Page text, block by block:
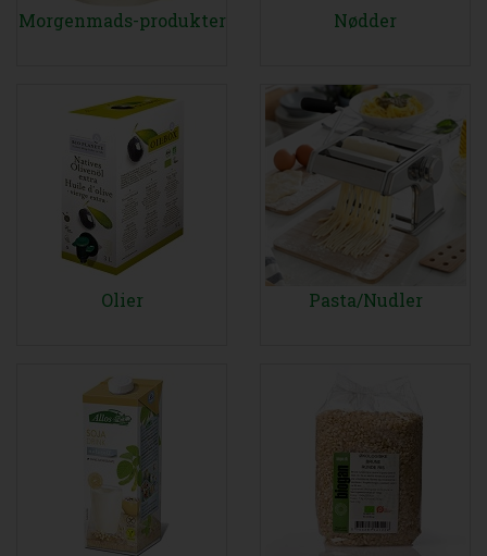
Morgenmads-produkter Nødder
Olier Pasta/Nudler